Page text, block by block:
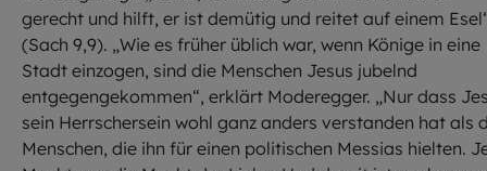
gerecht und hilft, er ist demütig und reitet auf einem
(Sach 9,9). „Wie es früher üblich war, wenn Könige in eine
Stadt einzogen, sind die Menschen Jesus jubelnd
entgegengekommen“, erklärt Moderegger. „Nur dass
sein Herrschersein wohl ganz anders verstanden hat als
Menschen, die ihn für einen politischen Messias hielten.